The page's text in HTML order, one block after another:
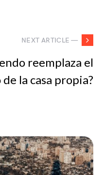
NEXT ARTICLE —
reemplaza el
de la casa propia?